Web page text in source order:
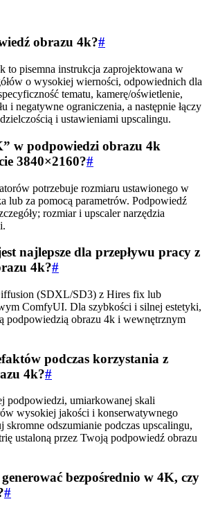
obrazu 4k?#
to pisemna instrukcja zaprojektowana w
o wysokiej wierności, odpowiednich dla
tematu, kamerę/oświetlenie,
i negatywne ograniczenia, a następnie łączy
i ustawieniami upscalingu.
w podpowiedzi obrazu 4k
3840×2160?#
potrzebuje rozmiaru ustawionego w
lub za pomocą parametrów. Podpowiedź
rozmiar i upscaler narzędzia
najlepsze dla przepływu pracy z
4k?#
(SDXL/SD3) z Hires fix lub
ComfyUI. Dla szybkości i silnej estetyki,
podpowiedzią obrazu 4k i wewnętrznym
podczas korzystania z
4k?#
podpowiedzi, umiarkowanej skali
wysokiej jakości i konserwatywnego
odszumianie podczas upscalingu,
ustaloną przez Twoją podpowiedź obrazu
bezpośrednio w 4K, czy
#